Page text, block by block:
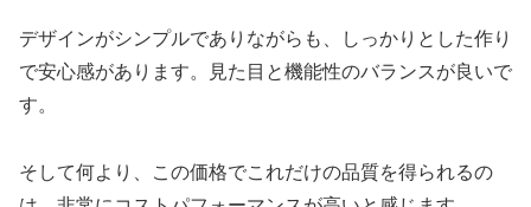
デザインがシンプルでありながらも、しっかりとした作り
で安心感があります。見た目と機能性のバランスが良いで
す。
そして何より、この価格でこれだけの品質を得られるの